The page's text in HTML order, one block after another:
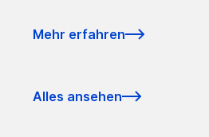
Mehr erfahren
Alles ansehen